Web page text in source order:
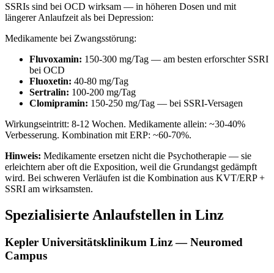
SSRIs sind bei OCD wirksam — in höheren Dosen und mit
längerer Anlaufzeit als bei Depression:
Medikamente bei Zwangsstörung:
Fluvoxamin: 150-300 mg/Tag — am besten erforschter SSRI
bei OCD
Fluoxetin: 40-80 mg/Tag
Sertralin: 100-200 mg/Tag
Clomipramin: 150-250 mg/Tag — bei SSRI-Versagen
Wirkungseintritt: 8-12 Wochen. Medikamente allein: ~30-40%
Verbesserung. Kombination mit ERP: ~60-70%.
Hinweis: Medikamente ersetzen nicht die Psychotherapie — sie
erleichtern aber oft die Exposition, weil die Grundangst gedämpft
wird. Bei schweren Verläufen ist die Kombination aus KVT/ERP +
SSRI am wirksamsten.
Spezialisierte Anlaufstellen in Linz
Kepler Universitätsklinikum Linz — Neuromed
Campus